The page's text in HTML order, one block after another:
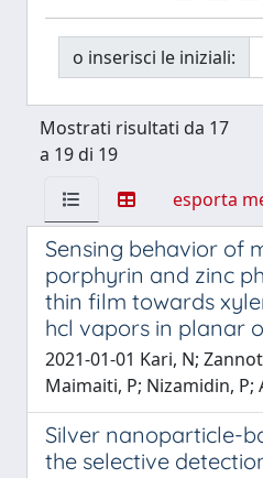
o inserisci le iniziali:
Mostrati risultati da 17
a 19 di 19
esporta
Sensing behavior of
porphyrin and zinc
thin film towards
hcl vapors in planar
2021-01-01 Kari, N;
Maimaiti, P; Nizamidin, P;
Silver nanoparticle-
the selective